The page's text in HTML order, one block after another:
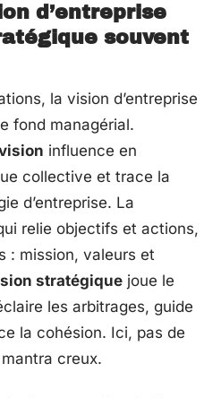
d’entreprise
souvent
la vision d’entreprise
fond managérial.
influence en
collective et trace la
d’entreprise. La
relie objectifs et actions,
: mission, valeurs et
stratégique joue le
les arbitrages, guide
la cohésion. Ici, pas de
creux.